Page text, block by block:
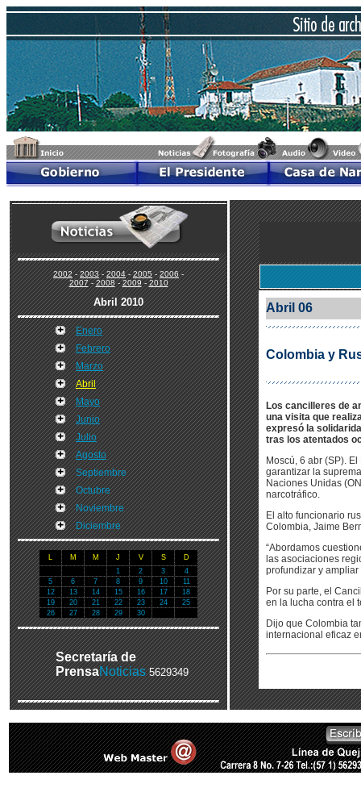
2002-2003-2004-2005-2006-
2007-2008-2009-2010
Abril 2010
Enero
Febrero
Marzo
Abril
Mayo
Junio
Julio
Agosto
Septiembre
Octubre
Noviembre
Diciembre
L M M J V S
D
1
2 3
4
5
6 7 8 9 10
11
12
13 14 15 16 17
18
19
20 21 22 23 24
25
26
27 28 29 30
Secretaría de
PrensaNoticias 5629349
Abril 06
Colombia y
Los cancilleres de
una visita que
expresó la
tras los atentados
Moscú, 6 abr (SP).
garantizar la
Naciones Unidas
narcotráfico.
El alto funcionario
Colombia, Jaime
“Abordamos
las asociaciones
profundizar y
Por su parte, el
en la lucha contra el
Dijo que Colombia
internacional eficaz